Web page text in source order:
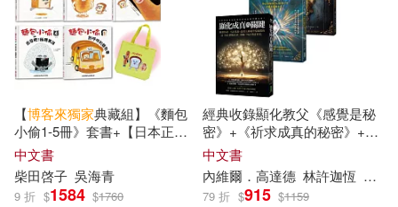
許心瀠(一點點老師)(2)
詹姆斯．諾柏瑞(2) 諸怡宣(2)
謝凱蒂(2) 貓邏(2)
賴慶陽(2) 賴美智(2)
【博客來獨家典藏組】《麵包
小偷1-5冊》套書+【日本正版
授權】手提購物袋-亮黃款
中文書
柴田啓子 吳海青
9 折 $1584 $1760
經典收錄顯化教父《感覺是秘
密》+《祈求成真的秘密》+
《顯化成真的關鍵》【
獨家優惠套組】
中文書
內維爾．高達德 林許迦恆 陳柚
79 折 $915 $1159